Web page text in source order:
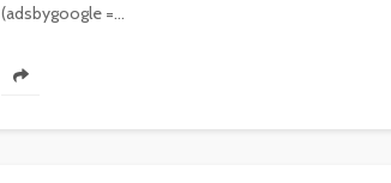
(adsbygoogle =...